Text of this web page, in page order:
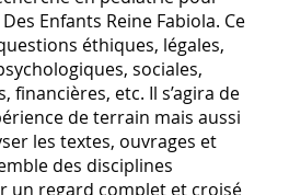
Enfants Reine Fabiola. Ce
éthiques, légales,
sociales,
etc. Il s’agira de
de terrain mais aussi
les textes, ouvrages et
des disciplines
un regard complet et croisé